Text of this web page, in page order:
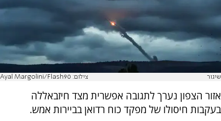
שיגור צילום: Ayal Margolini/Flash90
אזור הצפון נערך לתגובה אפשרית מצד חיזבאללה
בעקבות חיסולו של מפקד כוח רדואן בביירות אמש.